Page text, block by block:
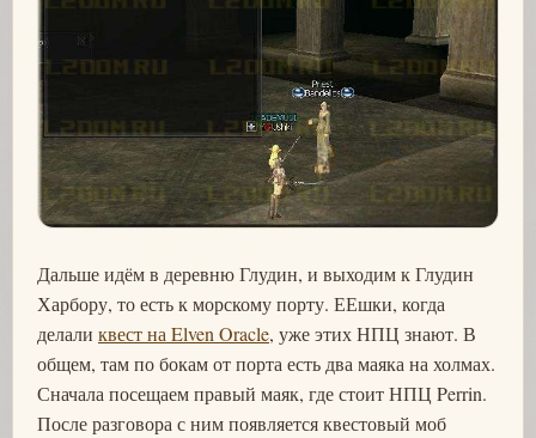
Дальше идём в деревню Глудин, и выходим к Глудин
Харбору, то есть к морскому порту. ЕЕшки, когда
делали квест на Elven Oracle, уже этих НПЦ знают. В
общем, там по бокам от порта есть два маяка на холмах.
Сначала посещаем правый маяк, где стоит НПЦ Perrin.
После разговора с ним появляется квестовый моб